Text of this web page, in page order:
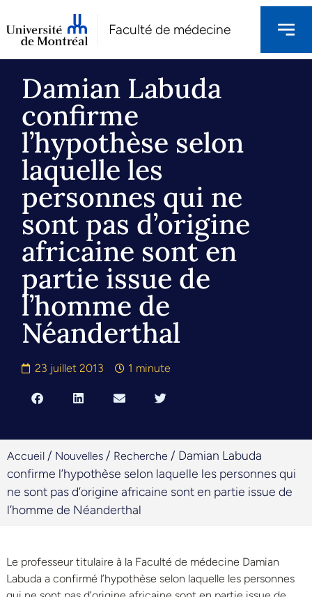
Faculté de médecine
Damian Labuda
confirme
l’hypothèse selon
laquelle les
personnes qui ne
sont pas d’origine
africaine sont en
partie issue de
l’homme de
Néanderthal
23 juillet 2013 1 minute
Accueil / Nouvelles / Recherche / Damian Labuda
confirme l’hypothèse selon laquelle les personnes qui
ne sont pas d’origine africaine sont en partie issue de
l’homme de Néanderthal
Le professeur titulaire à la Faculté de médecine Damian
Labuda a confirmé l’hypothèse selon laquelle les personnes